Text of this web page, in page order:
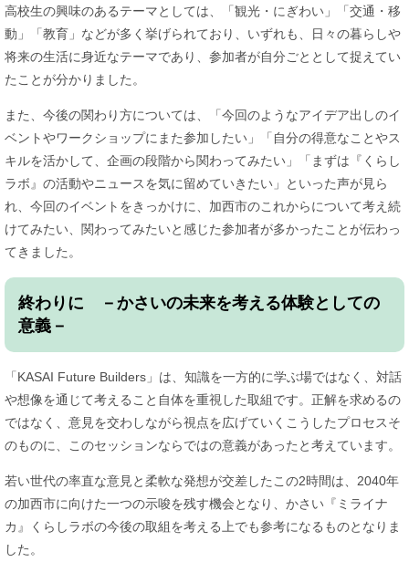
高校生の興味のあるテーマとしては、「観光・にぎわい」「交通・移
動」「教育」などが多く挙げられており、いずれも、日々の暮らしや
将来の生活に身近なテーマであり、参加者が自分ごととして捉えてい
たことが分かりました。
また、今後の関わり方については、「今回のようなアイデア出しのイ
ベントやワークショップにまた参加したい」「自分の得意なことやス
キルを活かして、企画の段階から関わってみたい」「まずは『くらし
ラボ』の活動やニュースを気に留めていきたい」といった声が見ら
れ、今回のイベントをきっかけに、加西市のこれからについて考え続
けてみたい、関わってみたいと感じた参加者が多かったことが伝わっ
てきました。
終わりに －かさいの未来を考える体験としての
意義－
「KASAI Future Builders」は、知識を一方的に学ぶ場ではなく、対話
や想像を通じて考えること自体を重視した取組です。正解を求めるの
ではなく、意見を交わしながら視点を広げていくこうしたプロセスそ
のものに、このセッションならではの意義があったと考えています。
若い世代の率直な意見と柔軟な発想が交差したこの2時間は、2040年
の加西市に向けた一つの示唆を残す機会となり、かさい『ミライナ
カ』くらしラボの今後の取組を考える上でも参考になるものとなりま
した。